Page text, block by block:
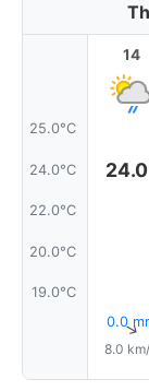
25.0°C
24.0°C
22.0°C
20.0°C
19.0°C
14
0.0↑
8.0